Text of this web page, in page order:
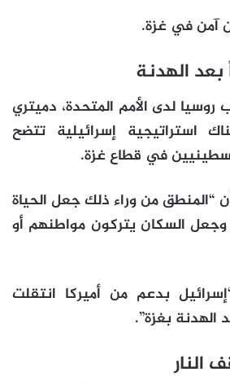
آمن في غزة.
بعد الهدنة
لدى الأمم المتحدة، دميتري
استراتيجية إسرائيلية تتضح
في قطاع غزة.
“المنطق من وراء ذلك جعل الحياة
وجعل السكان يتركون مواطنهم أو
بدعم من أميركا انتقلت
الهدنة بغزة”.
النار